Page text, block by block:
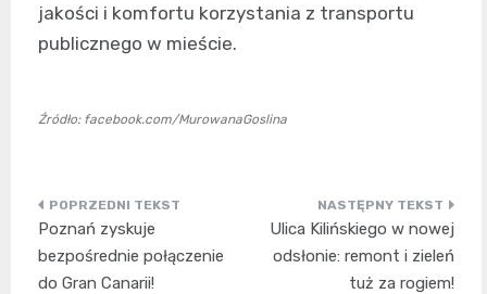
jakości i komfortu korzystania z transportu
publicznego w mieście.
Źródło: facebook.com/MurowanaGoslina
Nawigacja
wpisu
Poznań zyskuje
bezpośrednie połączenie
do Gran Canarii!
Ulica Kilińskiego w nowej
odsłonie: remont i zieleń
tuż za rogiem!